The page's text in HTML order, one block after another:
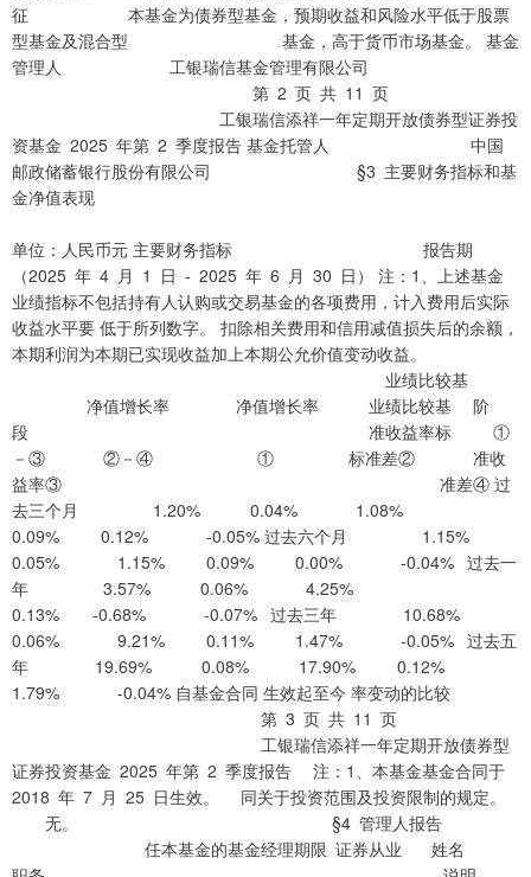
征 本基金为债券型基金，预期收益和风险水平低于股票
型基金及混合型 基金，高于货币市场基金。 基金
管理人 工银瑞信基金管理有限公司
第 2 页 共 11 页
工银瑞信添祥一年定期开放债券型证券投
资基金 2025 年第 2 季度报告 基金托管人 中国
邮政储蓄银行股份有限公司 §3 主要财务指标和基
金净值表现
单位：人民币元 主要财务指标 报告期
（2025 年 4 月 1 日 - 2025 年 6 月 30 日） 注：1、上述基金
业绩指标不包括持有人认购或交易基金的各项费用，计入费用后实际
收益水平要 低于所列数字。 扣除相关费用和信用减值损失后的余额，
本期利润为本期已实现收益加上本期公允价值变动收益。
业绩比较基
净值增长率 净值增长率 业绩比较基 阶
段 准收益率标 ①
－③ ②－④ ① 标准差② 准收
益率③ 准差④ 过
去三个月 1.20% 0.04% 1.08%
0.09% 0.12% -0.05% 过去六个月 1.15%
0.05% 1.15% 0.09% 0.00% -0.04% 过去一
年 3.57% 0.06% 4.25%
0.13% -0.68% -0.07% 过去三年 10.68%
0.06% 9.21% 0.11% 1.47% -0.05% 过去五
年 19.69% 0.08% 17.90% 0.12%
1.79% -0.04% 自基金合同 生效起至今 率变动的比较
第 3 页 共 11 页
工银瑞信添祥一年定期开放债券型
证券投资基金 2025 年第 2 季度报告 注：1、本基金基金合同于
2018 年 7 月 25 日生效。 同关于投资范围及投资限制的规定。
无。 §4 管理人报告
任本基金的基金经理期限 证券从业 姓名